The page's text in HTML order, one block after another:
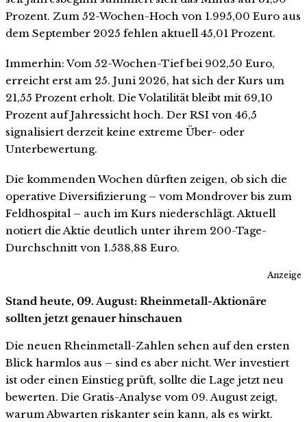
Prozent. Zum 52-Wochen-Hoch von 1.995,00 Euro aus
dem September 2025 fehlen aktuell 45,01 Prozent.
Immerhin: Vom 52-Wochen-Tief bei 902,50 Euro,
erreicht erst am 25. Juni 2026, hat sich der Kurs um
21,55 Prozent erholt. Die Volatilität bleibt mit 69,10
Prozent auf Jahressicht hoch. Der RSI von 46,5
signalisiert derzeit keine extreme Über- oder
Unterbewertung.
Die kommenden Wochen dürften zeigen, ob sich die
operative Diversifizierung – vom Mondrover bis zum
Feldhospital – auch im Kurs niederschlägt. Aktuell
notiert die Aktie deutlich unter ihrem 200-Tage-
Durchschnitt von 1.538,88 Euro.
Anzeige
Stand heute, 09. August: Rheinmetall-Aktionäre
sollten jetzt genauer hinschauen
Die neuen Rheinmetall-Zahlen sehen auf den ersten
Blick harmlos aus – sind es aber nicht. Wer investiert
ist oder einen Einstieg prüft, sollte die Lage jetzt neu
bewerten. Die Gratis-Analyse vom 09. August zeigt,
warum Abwarten riskanter sein kann, als es wirkt.